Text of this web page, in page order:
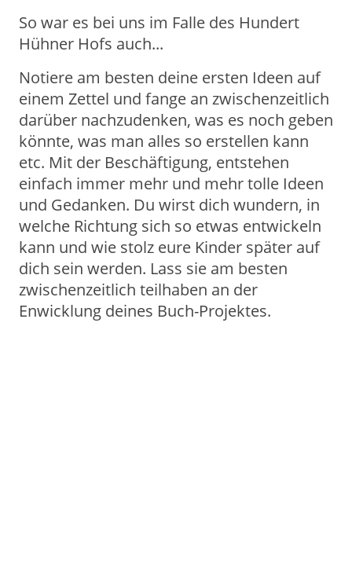
So war es bei uns im Falle des Hundert
Hühner Hofs auch...
Notiere am besten deine ersten Ideen auf
einem Zettel und fange an zwischenzeitlich
darüber nachzudenken, was es noch geben
könnte, was man alles so erstellen kann
etc. Mit der Beschäftigung, entstehen
einfach immer mehr und mehr tolle Ideen
und Gedanken. Du wirst dich wundern, in
welche Richtung sich so etwas entwickeln
kann und wie stolz eure Kinder später auf
dich sein werden. Lass sie am besten
zwischenzeitlich teilhaben an der
Enwicklung deines Buch-Projektes.